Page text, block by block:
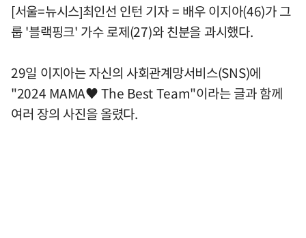
[서울=뉴시스]최인선 인턴 기자 = 배우 이지아(46)가 그
룹 '블랙핑크' 가수 로제(27)와 친분을 과시했다.
29일 이지아는 자신의 사회관계망서비스(SNS)에
"2024 MAMA♥ The Best Team"이라는 글과 함께
여러 장의 사진을 올렸다.